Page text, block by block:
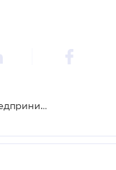
ЛІГА:ЗАКОН стала партнером Дня Предпринимателя